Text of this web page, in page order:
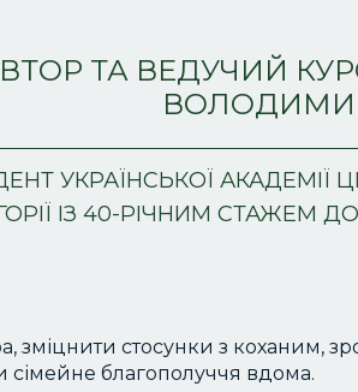
ТА ВЕДУЧИЙ
УКРАЇНСЬКОЇ АКАДЕМІЇ
ІЗ 40-РІЧНИМ СТАЖЕМ
зміцнити стосунки з коханим,
сімейне благополуччя вдома.